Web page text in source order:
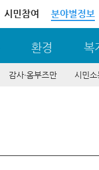
시민참여 분야별정보
환경 복
감사∙옴부즈만 시민소